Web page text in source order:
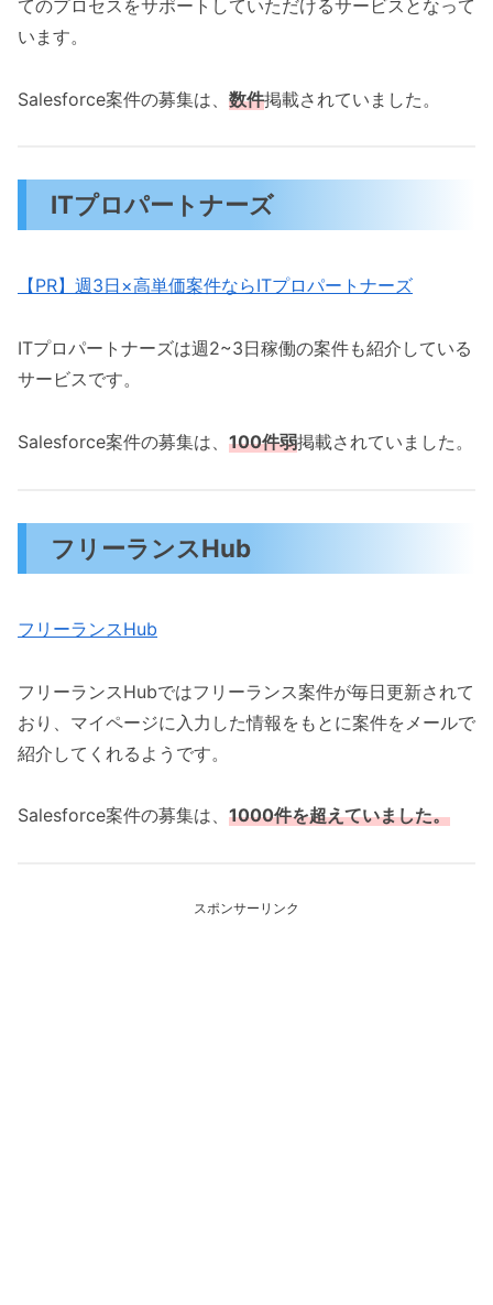
てのプロセスをサポートしていただけるサービスとなって
います。
Salesforce案件の募集は、 数件掲載されていました。
ITプロパートナーズ
【PR】週3日×高単価案件ならITプロパートナーズ
ITプロパートナーズは週2~3日稼働の案件も紹介している
サービスです。
Salesforce案件の募集は、 100件弱掲載されていました。
フリーランスHub
フリーランスHub
フリーランスHubではフリーランス案件が毎日更新されて
おり、マイページに入力した情報をもとに案件をメールで
紹介してくれるようです。
Salesforce案件の募集は、 1000件を超えていました。
スポンサーリンク